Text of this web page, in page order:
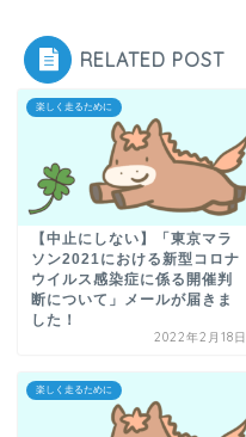
RELATED POST
楽しく走るために
【中止にしない】「東京マラ
ソン2021における新型コロナ
ウイルス感染症に係る開催判
断について」メールが届きま
した！
2022年2月18日
楽しく走るために